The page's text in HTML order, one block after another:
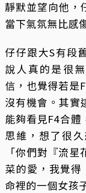
靜默並望向他，
當下氣氛無比感
仔仔跟大S有段
說人真的是很
信，也覺得若是
沒有機會。其實
能夠看見F4合體
思維，想了很
「你們對『流
菜的愛，我覺
命裡的一個女孩